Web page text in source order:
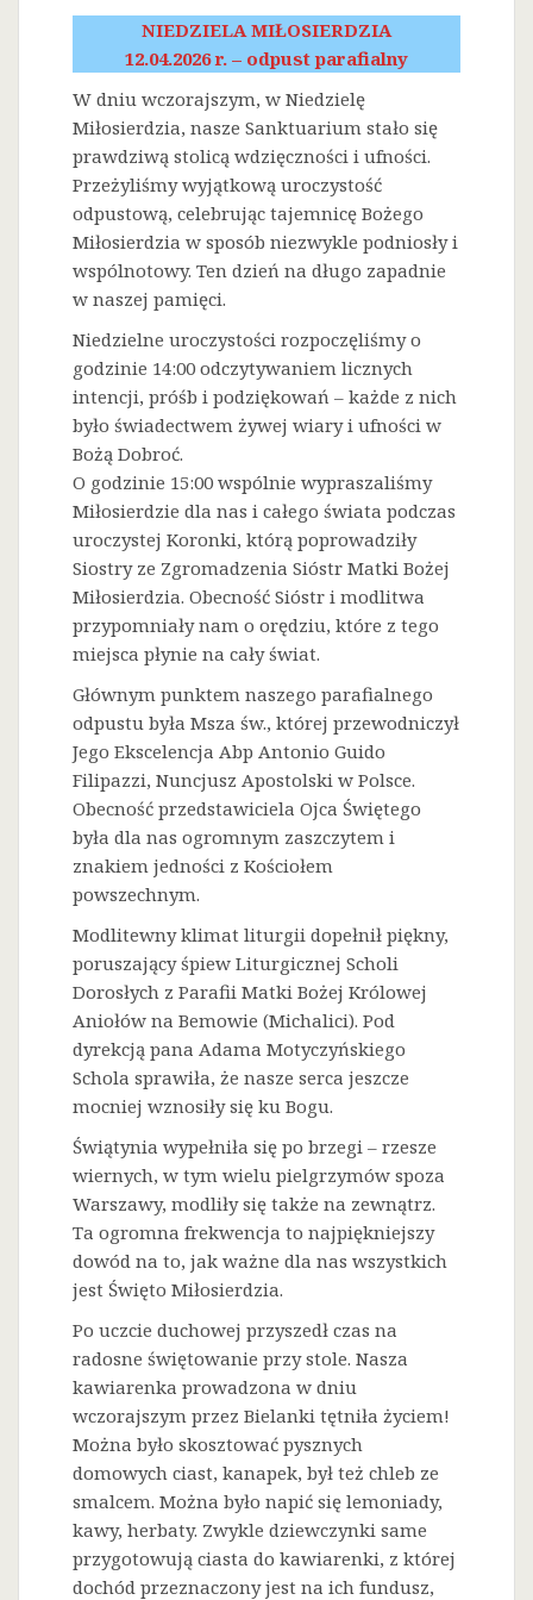
NIEDZIELA MIŁOSIERDZIA
12.04.2026 r. – odpust parafialny
W dniu wczorajszym, w Niedzielę
Miłosierdzia, nasze Sanktuarium stało się
prawdziwą stolicą wdzięczności i ufności.
Przeżyliśmy wyjątkową uroczystość
odpustową, celebrując tajemnicę Bożego
Miłosierdzia w sposób niezwykle podniosły i
wspólnotowy. Ten dzień na długo zapadnie
w naszej pamięci.
Niedzielne uroczystości rozpoczęliśmy o
godzinie 14:00 odczytywaniem licznych
intencji, próśb i podziękowań – każde z nich
było świadectwem żywej wiary i ufności w
Bożą Dobroć.
O godzinie 15:00 wspólnie wypraszaliśmy
Miłosierdzie dla nas i całego świata podczas
uroczystej Koronki, którą poprowadziły
Siostry ze Zgromadzenia Sióstr Matki Bożej
Miłosierdzia. Obecność Sióstr i modlitwa
przypomniały nam o orędziu, które z tego
miejsca płynie na cały świat.
Głównym punktem naszego parafialnego
odpustu była Msza św., której przewodniczył
Jego Ekscelencja Abp Antonio Guido
Filipazzi, Nuncjusz Apostolski w Polsce.
Obecność przedstawiciela Ojca Świętego
była dla nas ogromnym zaszczytem i
znakiem jedności z Kościołem
powszechnym.
Modlitewny klimat liturgii dopełnił piękny,
poruszający śpiew Liturgicznej Scholi
Dorosłych z Parafii Matki Bożej Królowej
Aniołów na Bemowie (Michalici). Pod
dyrekcją pana Adama Motyczyńskiego
Schola sprawiła, że nasze serca jeszcze
mocniej wznosiły się ku Bogu.
Świątynia wypełniła się po brzegi – rzesze
wiernych, w tym wielu pielgrzymów spoza
Warszawy, modliły się także na zewnątrz.
Ta ogromna frekwencja to najpiękniejszy
dowód na to, jak ważne dla nas wszystkich
jest Święto Miłosierdzia.
Po uczcie duchowej przyszedł czas na
radosne świętowanie przy stole. Nasza
kawiarenka prowadzona w dniu
wczorajszym przez Bielanki tętniła życiem!
Można było skosztować pysznych
domowych ciast, kanapek, był też chleb ze
smalcem. Można było napić się lemoniady,
kawy, herbaty. Zwykle dziewczynki same
przygotowują ciasta do kawiarenki, z której
dochód przeznaczony jest na ich fundusz,